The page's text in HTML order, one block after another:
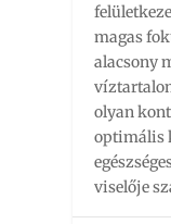
magas
alacsony
olyan
optimális
viselője